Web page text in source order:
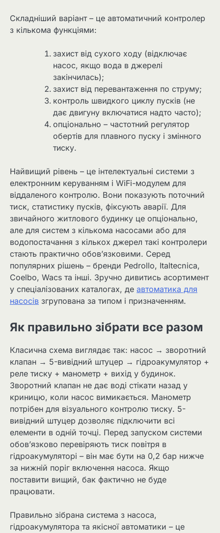
Складніший варіант – це автоматичний контролер
з кількома функціями:
захист від сухого ходу (відключає
насос, якщо вода в джерелі
закінчилась);
захист від перевантаження по струму;
контроль швидкого циклу пусків (не
дає двигуну включатися надто часто);
опціонально – частотний регулятор
обертів для плавного пуску і змінного
тиску.
Найвищий рівень – це інтелектуальні системи з
електронним керуванням і WiFi-модулем для
віддаленого контролю. Вони показують поточний
тиск, статистику пусків, фіксують аварії. Для
звичайного житлового будинку це опціонально,
але для систем з кількома насосами або для
водопостачання з кількох джерел такі контролери
стають практично обов’язковими. Серед
популярних рішень – бренди Pedrollo, Italtecnica,
Coelbo, Wacs та інші. Зручно дивитись асортимент
у спеціалізованих каталогах, де автоматика для
насосів згрупована за типом і призначенням.
Як правильно зібрати все разом
Класична схема виглядає так: насос → зворотний
клапан → 5-вивідний штуцер → гідроакумулятор +
реле тиску + манометр + вихід у будинок.
Зворотний клапан не дає воді стікати назад у
криницю, коли насос вимикається. Манометр
потрібен для візуального контролю тиску. 5-
вивідний штуцер дозволяє підключити всі
елементи в одній точці. Перед запуском системи
обов’язково перевіряють тиск повітря в
гідроакумуляторі – він має бути на 0,2 бар нижче
за нижній поріг включення насоса. Якщо
поставити вищий, бак фактично не буде
працювати.
Правильно зібрана система з насоса,
гідроакумулятора та якісної автоматики – це